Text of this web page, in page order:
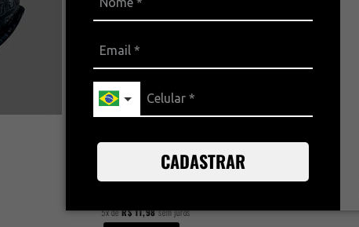
CADASTRAR
5xdeR$ 11,98sem juros